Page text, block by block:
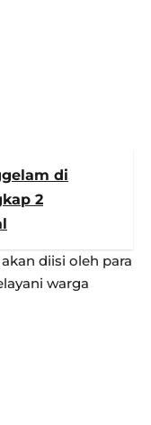
di
2
diisi oleh para
warga